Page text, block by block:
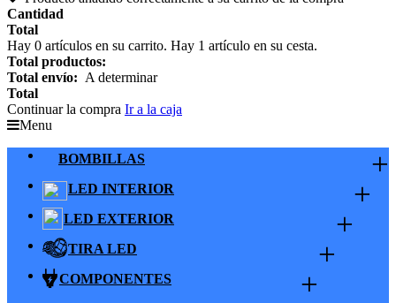
Cantidad
Total
Hay 0 artículos en su carrito. Hay 1 artículo en su cesta.
Total productos:
Total envío: A determinar
Total
Continuar la compra Ir a la caja
Menu
BOMBILLAS +
LED INTERIOR +
LED EXTERIOR +
TIRA LED +
COMPONENTES +